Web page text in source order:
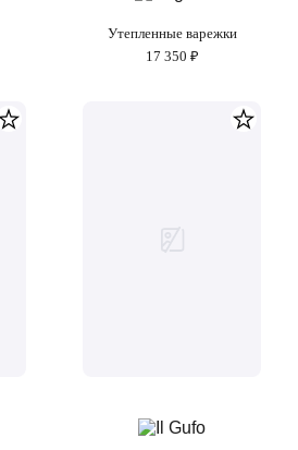
Утепленные варежки
17 350 ₽